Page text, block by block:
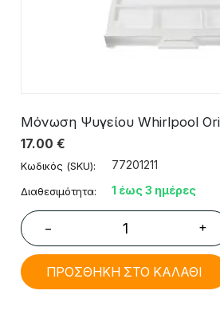
Μόνωση Ψυγείου Whirlpool
17.00 €
Κωδικός (SKU): 77201211
Διαθεσιμότητα: 1 έως 3 ημέρες
− +
ΠΡΟΣΘΗΚΗ ΣΤΟ ΚΑΛΑΘΙ